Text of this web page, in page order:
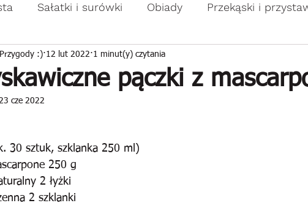
Sałatki i surówki Obiady Przekąski i
Zapiekanki Placuszki i naleśniki
pączki z
:) 12 lut 2022 1 minut(y) czytania
cze 2022
30 sztuk, szklanka 250 ml)
250 g
2 łyżki
2 szklanki